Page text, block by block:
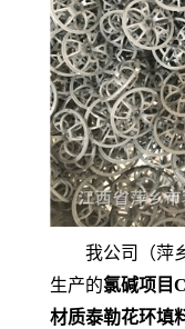
我公司（萍乡
生产的氯碱项目
材质泰勒花环填